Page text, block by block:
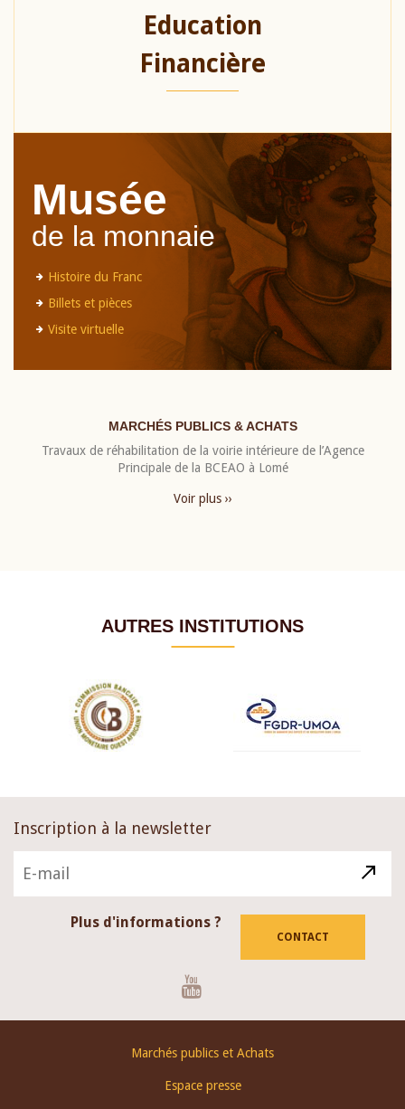
Education
Financière
Musée
de la monnaie
Histoire du Franc
Billets et pièces
Visite virtuelle
MARCHÉS PUBLICS & ACHATS
Travaux de réhabilitation de la voirie intérieure de l’Agence
Principale de la BCEAO à Lomé
Voir plus ››
AUTRES INSTITUTIONS
Inscription à la newsletter
Plus d'informations ?
CONTACT
Marchés publics et Achats
Espace presse